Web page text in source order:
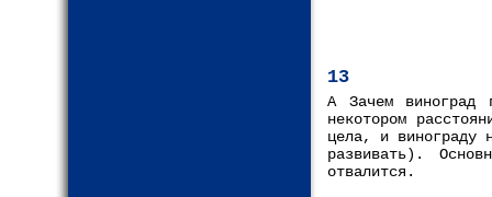
13
А Зачем виноград
некотором
цела, и винограду
развивать).
отвалится.